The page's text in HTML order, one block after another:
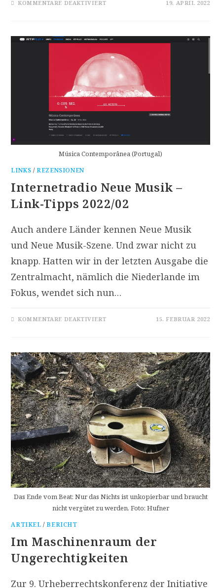
KOMMENTARE DEAKTIVIERTFÜR 19. APRIL 2022
Música Contemporânea (Portugal)
LINKS / REZENSIONEN
Internetradio Neue Musik –
Link-Tipps 2022/02
Auch andere Länder kennen Neue Musik
und Neue Musik-Szene. Und zwar nicht zu
knapp. Hatten wir in der letzten Ausgabe die
Zentralmacht, nämlich die Niederlande im
Fokus, wendet sich nun…
KOMMENTARE DEAKTIVIERTFÜR
LINK-
TIPPS
2022/02
15. FEBRUAR 2022
Das Ende vom Beat: Nur das Nichts ist unkopierbar und braucht
nicht vergütet zu werden. Foto: Hufner
ARTIKEL / BERICHT
Im Maschinenraum der
Ungerechtigkeiten
Zur 9. Urheberrechtskonferenz der Initiative